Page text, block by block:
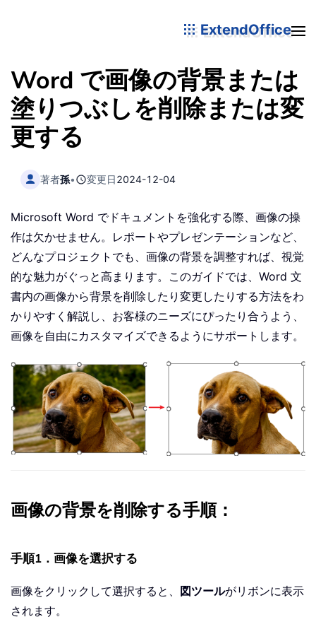
ExtendOffice
Word で画像の背景または
塗りつぶしを削除または変
更する
著者孫• 変更日2024-12-04
Microsoft Word でドキュメントを強化する際、画像の操
作は欠かせません。レポートやプレゼンテーションなど、
どんなプロジェクトでも、画像の背景を調整すれば、視覚
的な魅力がぐっと高まります。このガイドでは、Word 文
書内の画像から背景を削除したり変更したりする方法をわ
かりやすく解説し、お客様のニーズにぴったり合うよう、
画像を自由にカスタマイズできるようにサポートします。
画像の背景を削除する手順：
手順1．画像を選択する
画像をクリックして選択すると、 図ツールがリボンに表示
されます。